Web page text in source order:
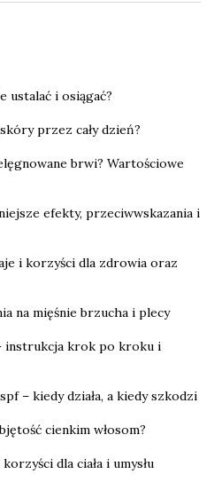
ustalać i osiągać?
przez cały dzień?
brwi? Wartościowe
efekty, przeciwwskazania i
i korzyści dla zdrowia oraz
na mięśnie brzucha i plecy
instrukcja krok po kroku i
– kiedy działa, a kiedy szkodzi
cienkim włosom?
dla ciała i umysłu